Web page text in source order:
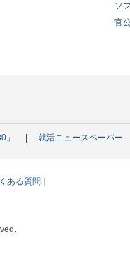
ソ
官
」 就活ニュースペーパー
ある質問